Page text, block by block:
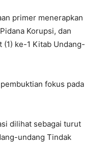
primer menerapkan
Korupsi, dan
(1) ke-1 Kitab Undang-
fokus pada
dilihat sebagai turut
undang Tindak